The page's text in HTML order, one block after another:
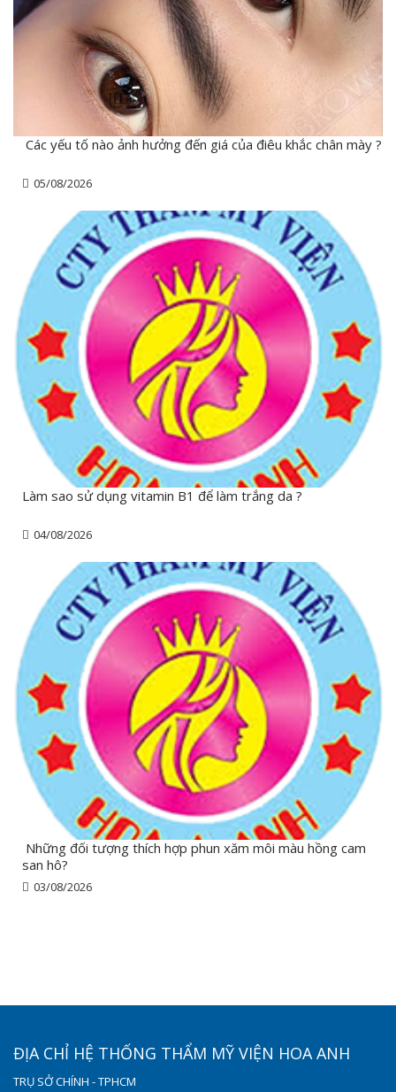
Các yếu tố nào ảnh hưởng đến giá của điêu khắc chân mày ?
05/08/2026
Làm sao sử dụng vitamin B1 để làm trắng da ?
04/08/2026
Những đối tượng thích hợp phun xăm môi màu hồng cam
san hô?
03/08/2026
ĐỊA CHỈ HỆ THỐNG THẨM MỸ VIỆN HOA ANH
TRỤ SỞ CHÍNH - TPHCM